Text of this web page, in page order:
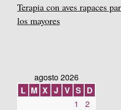
Terapia con aves rapaces
los mayores
agosto 2026
L M X J V S D
1
2